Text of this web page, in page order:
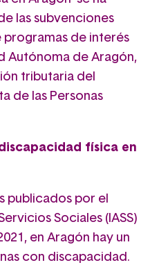
las subvenciones
programas de interés
Autónoma de Aragón,
tributaria del
de las Personas
física en
publicados por el
Sociales (IASS)
en Aragón hay un
con discapacidad.